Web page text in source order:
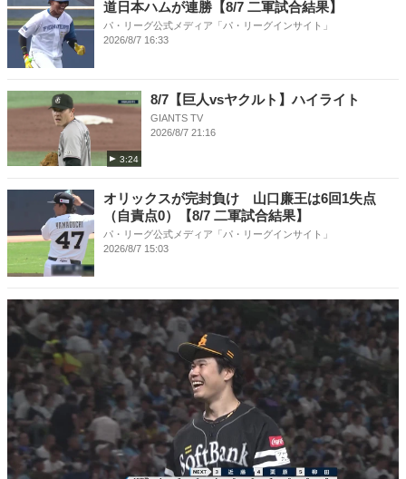
道日本ハムが連勝【8/7 二軍試合結果】
パ・リーグ公式メディア「パ・リーグインサイト」
2026/8/7 16:33
3:24
8/7【巨人vsヤクルト】ハイライト
GIANTS TV
2026/8/7 21:16
オリックスが完封負け 山口廉王は6回1失点
（自責点0）【8/7 二軍試合結果】
パ・リーグ公式メディア「パ・リーグインサイト」
2026/8/7 15:03